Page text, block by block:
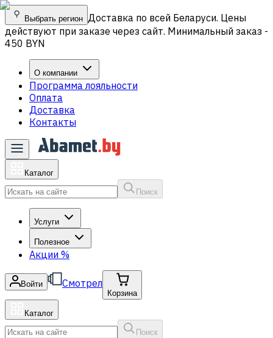
Выбрать регион Доставка по всей Беларуси. Цены
действуют при заказе через сайт. Минимальный заказ -
450 BYN
О компании
Программа лояльности
Оплата
Доставка
Контакты
Каталог
Поиск
Услуги
Полезное
Акции %
Войти Смотрел
Корзина
Каталог
Поиск